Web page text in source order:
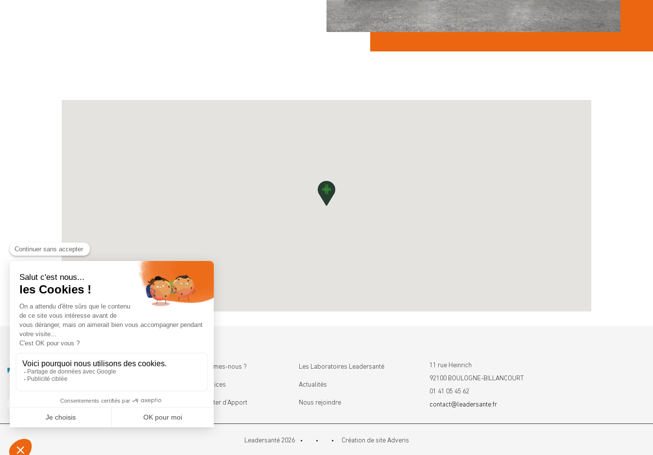
Qui sommes-nous ?
Les services
Le Booster d’Apport
Les Laboratoires Leadersanté
Actualités
Nous rejoindre
11 rue Heinrich
92100 BOULOGNE-BILLANCOURT
01 41 05 45 62
contact@leadersante.fr
Leadersanté 2026 Création de site Adveris